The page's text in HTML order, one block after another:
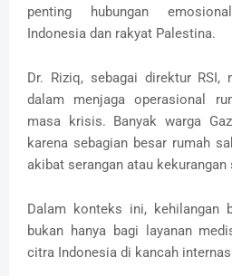
penting hubungan
Indonesia dan rakyat Palestina.
Dr. Riziq, sebagai direktur RSI,
dalam menjaga operasional
masa krisis. Banyak warga
karena sebagian besar rumah
akibat serangan atau kekurangan
Dalam konteks ini, kehilangan
bukan hanya bagi layanan
citra Indonesia di kancah